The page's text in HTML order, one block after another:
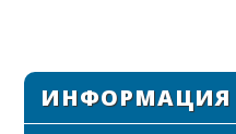
ИНФОРМАЦИЯ